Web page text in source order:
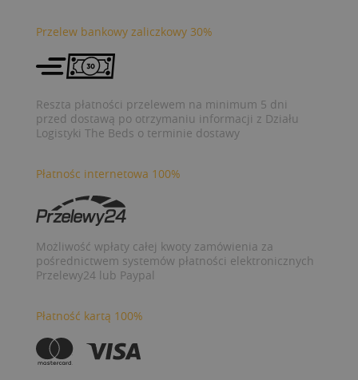
Przelew bankowy zaliczkowy 30%
Reszta płatności przelewem na minimum 5 dni
przed dostawą po otrzymaniu informacji z Działu
Logistyki The Beds o terminie dostawy
Płatnośc internetowa 100%
Możliwość wpłaty całej kwoty zamówienia za
pośrednictwem systemów płatności elektronicznych
Przelewy24 lub Paypal
Płatność kartą 100%